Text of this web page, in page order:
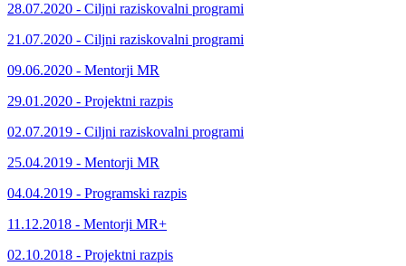
28.07.2020 - Ciljni raziskovalni programi
21.07.2020 - Ciljni raziskovalni programi
09.06.2020 - Mentorji MR
29.01.2020 - Projektni razpis
02.07.2019 - Ciljni raziskovalni programi
25.04.2019 - Mentorji MR
04.04.2019 - Programski razpis
11.12.2018 - Mentorji MR+
02.10.2018 - Projektni razpis